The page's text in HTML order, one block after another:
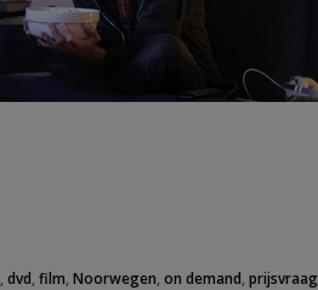
,dvd,film,Noorwegen,on demand,prijsvraag